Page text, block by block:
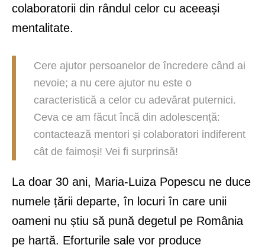
colaboratorii din rândul celor cu aceeași
mentalitate.
Cere ajutor persoanelor de încredere când ai
nevoie; a nu cere ajutor nu este o
caracteristică a celor cu adevărat puternici.
Ceva ce am făcut încă din adolescență:
contactează mentori și colaboratori indiferent
cât de faimoși! Vei fi surprinsă!
La doar 30 ani, Maria-Luiza Popescu ne duce
numele țării departe, în locuri în care unii
oameni nu știu să pună degetul pe România
pe hartă. Eforturile sale vor produce